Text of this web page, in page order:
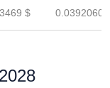
$